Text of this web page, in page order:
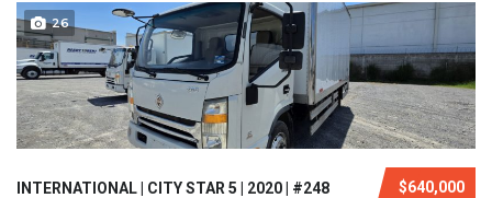
26
$640,000
INTERNATIONAL | CITY STAR 5 | 2020 | #248